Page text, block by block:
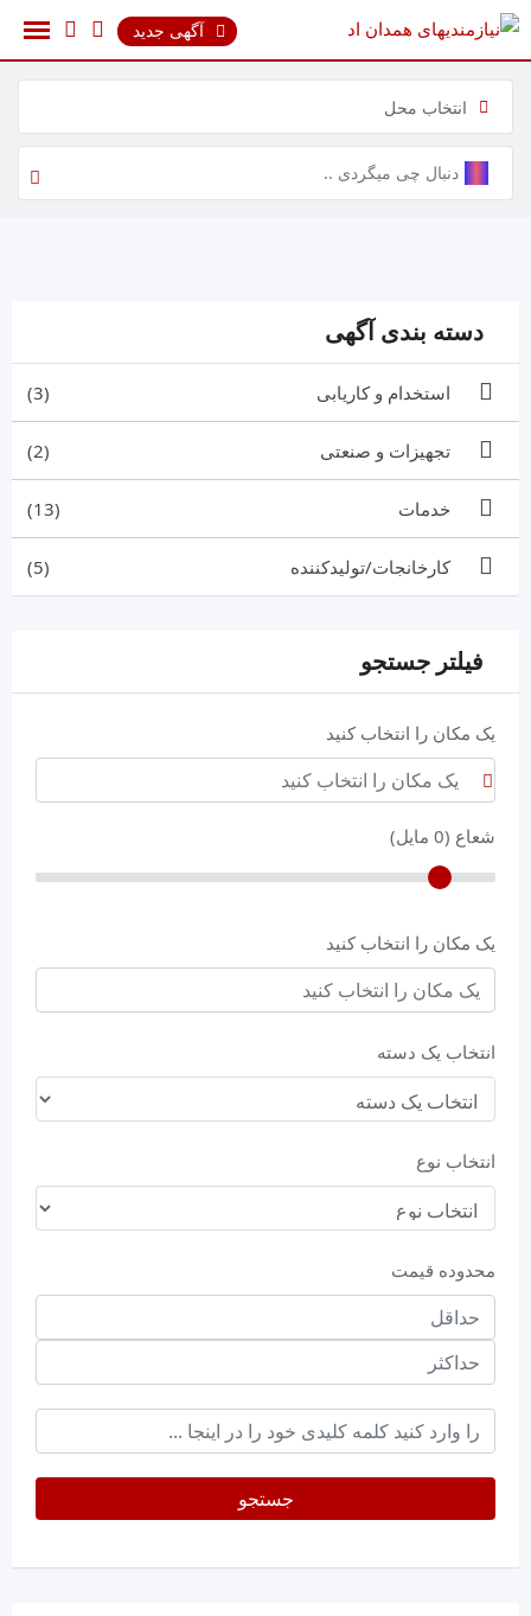
پرش
محتوا
آگهی جدید
انتخاب محل
دسته بندی آگهی
استخدام و کاریابی (3)
تجهیزات و صنعتی (2)
خدمات (13)
کارخانجات/تولیدکننده (5)
فیلتر جستجو
یک مکان را انتخاب کنید
شعاع (0 مایل)
یک مکان را انتخاب کنید
انتخاب یک دسته
انتخاب نوع
محدوده قیمت
حداقل
قیمت
حداکثر
keyword
جستجو